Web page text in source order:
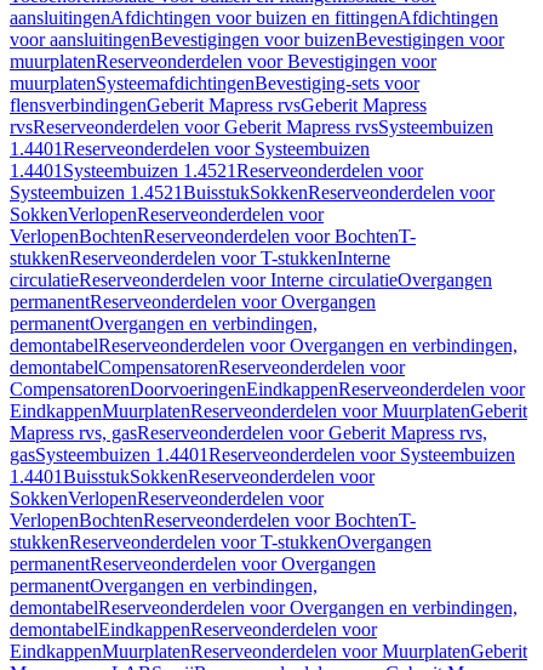
aansluitingenAfdichtingen voor buizen en fittingenAfdichtingen
voor aansluitingenBevestigingen voor buizenBevestigingen voor
muurplatenReserveonderdelen voor Bevestigingen voor
muurplatenSysteemafdichtingenBevestiging-sets voor
flensverbindingenGeberit Mapress rvsGeberit Mapress
rvsReserveonderdelen voor Geberit Mapress rvsSysteembuizen
1.4401Reserveonderdelen voor Systeembuizen
1.4401 Systeembuizen 1.4521Reserveonderdelen voor
Systeembuizen 1.4521BuisstukSokkenReserveonderdelen voor
SokkenVerlopenReserveonderdelen voor
VerlopenBochtenReserveonderdelen voor BochtenT-
stukkenReserveonderdelen voor T-stukkenInterne
circulatieReserveonderdelen voor Interne circulatieOvergangen
permanentReserveonderdelen voor Overgangen
permanentOvergangen en verbindingen,
demontabelReserveonderdelen voor Overgangen en verbindingen,
demontabelCompensatorenReserveonderdelen voor
CompensatorenDoorvoeringenEindkappenReserveonderdelen voor
EindkappenMuurplatenReserveonderdelen voor MuurplatenGeberit
Mapress rvs, gasReserveonderdelen voor Geberit Mapress rvs,
gasSysteembuizen 1.4401Reserveonderdelen voor Systeembuizen
1.4401BuisstukSokkenReserveonderdelen voor
SokkenVerlopenReserveonderdelen voor
VerlopenBochtenReserveonderdelen voor BochtenT-
stukkenReserveonderdelen voor T-stukkenOvergangen
permanentReserveonderdelen voor Overgangen
permanentOvergangen en verbindingen,
demontabelReserveonderdelen voor Overgangen en verbindingen,
demontabelEindkappenReserveonderdelen voor
EindkappenMuurplatenReserveonderdelen voor MuurplatenGeberit